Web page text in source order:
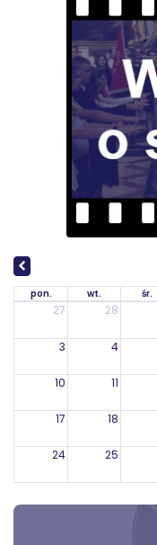
pon. wt. śr.
27 28
3 4
10 11
17 18
24 25